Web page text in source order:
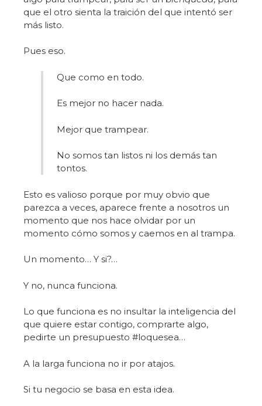
que el otro sienta la traición del que intentó ser
más listo.
Pues eso.
Que como en todo.
Es mejor no hacer nada.
Mejor que trampear.
No somos tan listos ni los demás tan
tontos.
Esto es valioso porque por muy obvio que
parezca a veces, aparece frente a nosotros un
momento que nos hace olvidar por un
momento cómo somos y caemos en al trampa.
Un momento… Y si?…
Y no, nunca funciona.
Lo que funciona es no insultar la inteligencia del
que quiere estar contigo, comprarte algo,
pedirte un presupuesto #loquesea…
A la larga funciona no ir por atajos.
Si tu negocio se basa en esta idea.